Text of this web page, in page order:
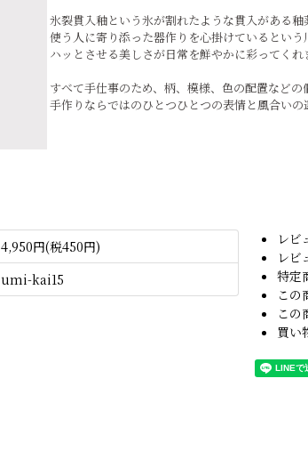
氷裂貫入釉という氷が割れたような貫入がある釉
使う人に寄り添った器作りを心掛けているという
ハッとさせる美しさが日常を鮮やかに彩ってくれ
すべて手仕事のため、柄、模様、色の配置などの
手作りならではのひとつひとつの表情と風合いの
4,950円(税450円)
umi-kai15
レビ
レビ
特定
この
この
買い